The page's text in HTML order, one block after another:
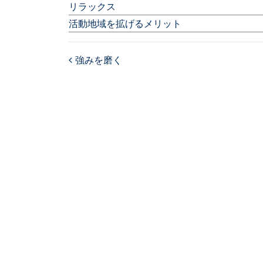
リラックス
活動地域を拡げるメリット
強みを磨く